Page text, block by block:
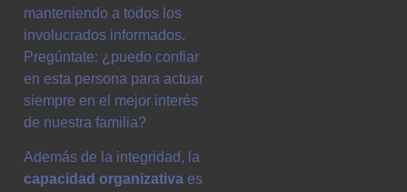
manteniendo a todos los
involucrados informados.
Pregúntate: ¿puedo confiar
en esta persona para actuar
siempre en el mejor interés
de nuestra familia?
Además de la integridad, la
capacidad organizativa es